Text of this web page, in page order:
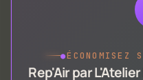
●ÉCONOMISEZ
Rep'Air par